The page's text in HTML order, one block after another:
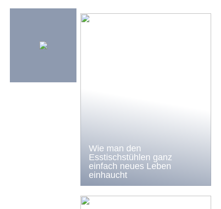
Wie man den
Esstischstühlen ganz
einfach neues Leben
einhaucht